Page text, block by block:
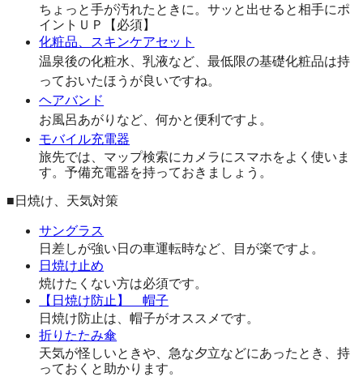
ちょっと手が汚れたときに。サッと出せると相手にポ
イントＵＰ【必須】
化粧品、スキンケアセット
温泉後の化粧水、乳液など、最低限の基礎化粧品は持
っておいたほうが良いですね。
ヘアバンド
お風呂あがりなど、何かと便利ですよ。
モバイル充電器
旅先では、マップ検索にカメラにスマホをよく使いま
す。予備充電器を持っておきましょう。
■日焼け、天気対策
サングラス
日差しが強い日の車運転時など、目が楽ですよ。
日焼け止め
焼けたくない方は必須です。
【日焼け防止】 帽子
日焼け防止は、帽子がオススメです。
折りたたみ傘
天気が怪しいときや、急な夕立などにあったとき、持
っておくと助かります。